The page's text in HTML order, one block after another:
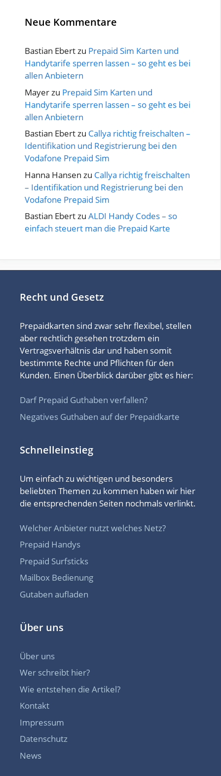
Neue Kommentare
Bastian Ebertzu Prepaid Sim Karten und
Handytarife sperren lassen – so geht es bei
allen Anbietern
Mayer zu Prepaid Sim Karten und
Handytarife sperren lassen – so geht es bei
allen Anbietern
Bastian Ebertzu Callya richtig freischalten –
Identifikation und Registrierung bei den
Vodafone Prepaid Sim
Hanna Hansen zu Callya richtig freischalten
– Identifikation und Registrierung bei den
Vodafone Prepaid Sim
Bastian Ebertzu ALDI Handy Codes – so
einfach steuert man die Prepaid Karte
Recht und Gesetz
Prepaidkarten sind zwar sehr flexibel, stellen
aber rechtlich gesehen trotzdem ein
Vertragsverhältnis dar und haben somit
bestimmte Rechte und Pflichten für den
Kunden. Einen Überblick darüber gibt es hier:
Darf Prepaid Guthaben verfallen?
Negatives Guthaben auf der Prepaidkarte
Schnelleinstieg
Um einfach zu wichtigen und besonders
beliebten Themen zu kommen haben wir hier
die entsprechenden Seiten nochmals verlinkt.
Welcher Anbieter nutzt welches Netz?
Prepaid Handys
Prepaid Surfsticks
Mailbox Bedienung
Gutaben aufladen
Über uns
Über uns
Wer schreibt hier?
Wie entstehen die Artikel?
Kontakt
Impressum
Datenschutz
News